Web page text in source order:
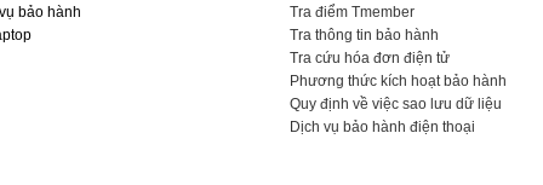
bảo hành
Tra điểm Tmember
Tra thông tin bảo hành
Tra cứu hóa đơn điện tử
Phương thức kích hoạt bảo hành
Quy định về việc sao lưu dữ liệu
Dịch vụ bảo hành điện thoại